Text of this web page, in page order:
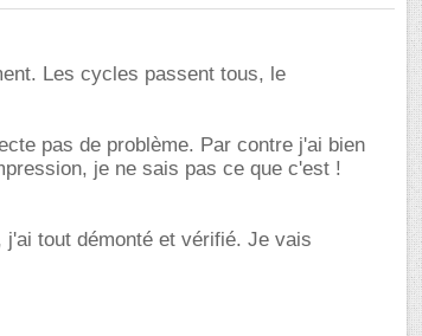
Les cycles passent tous, le
pas de problème. Par contre j'ai bien
je ne sais pas ce que c'est !
j'ai tout démonté et vérifié. Je vais